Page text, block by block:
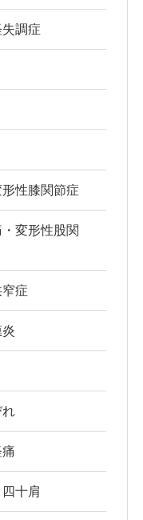
調症
性膝関節症
・変形性股関
症
れ
十肩